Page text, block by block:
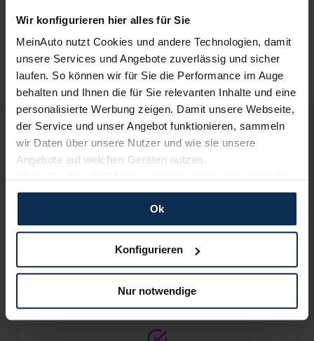
Wir konfigurieren hier alles für Sie
MeinAuto nutzt Cookies und andere Technologien, damit
unsere Services und Angebote zuverlässig und sicher
laufen. So können wir für Sie die Performance im Auge
behalten und Ihnen die für Sie relevanten Inhalte und eine
personalisierte Werbung zeigen. Damit unsere Webseite,
der Service und unser Angebot funktionieren, sammeln
wir Daten über unsere Nutzer und wie sie unsere
Angebote auf welchen Geräten nutzen.
und erlauben uns Cookies für unseren Service zu
verwenden und diese Daten an Dritte weiterzugeben,
etwa an unsere Marketingpartner. Falls Sie dem nicht
zustimmen möchten, beschränken wir uns auf die
dann nicht auf Sie zuschneiden und Sie somit nicht
perfekt auf dem Weg zu Ihrem Neuwagen unterstützen.
Sie können die Einstellungen jederzeit anpassen oder
Ok
Konfigurieren
Nur notwendige
BYD Seal U DM-i
Deine Vorteile bei MeinAuto.de
Volle Herstellergarantievom Vertragshändler vor Ort
Nur deutsche Neuwagen, keine EU-Reimporte